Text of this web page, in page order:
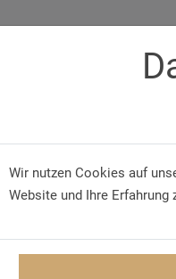
SPECIALS MEETINGS &
Wir nutzen Cookies auf
Website und Ihre Erfahrung